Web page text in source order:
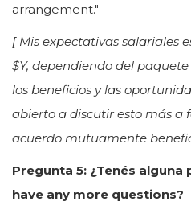
arrangement."
[ Mis expectativas salariales
$Y, dependiendo del
los beneficios y las
abierto a discutir esto más a
acuerdo mutuamente
Pregunta 5: ¿Tenés
have any more questions?